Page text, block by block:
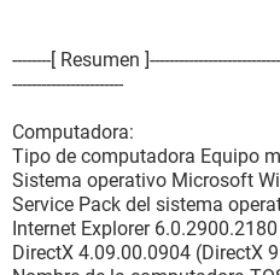
--------[ Resumen
-----------------------
Computadora:
Tipo de computadora Equipo
Sistema operativo Microsoft
Service Pack del sistema
Internet Explorer
DirectX 4.09.00.0904 (DirectX